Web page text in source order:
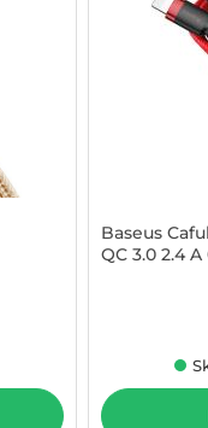
Baseus
QC 3.0 2.4